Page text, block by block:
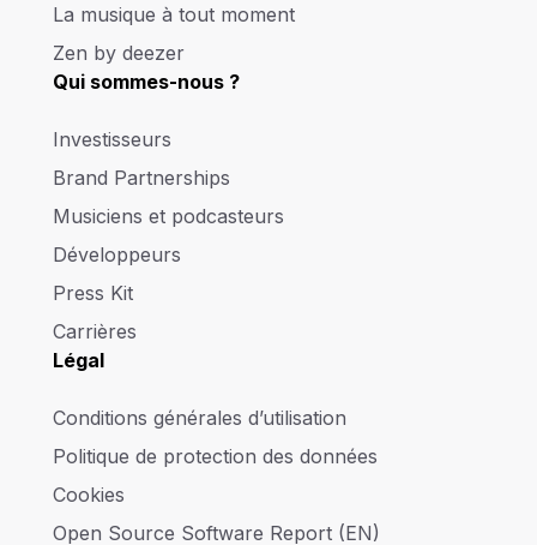
La musique à tout moment
Zen by deezer
Qui sommes-nous ?
Investisseurs
Brand Partnerships
Musiciens et podcasteurs
Développeurs
Press Kit
Carrières
Légal
Conditions générales d’utilisation
Politique de protection des données
Cookies
Open Source Software Report (EN)